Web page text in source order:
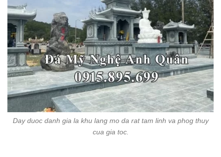
Day duoc danh gia la khu lang mo da rat tam linh va phog thuy
cua gia toc.